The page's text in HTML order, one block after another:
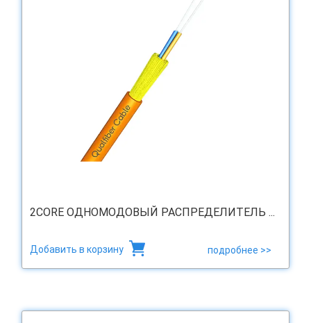
2CORE ОДНОМОДОВЫЙ РАСПРЕДЕЛИТЕЛЬ ...
Добавить в корзину подробнее >>